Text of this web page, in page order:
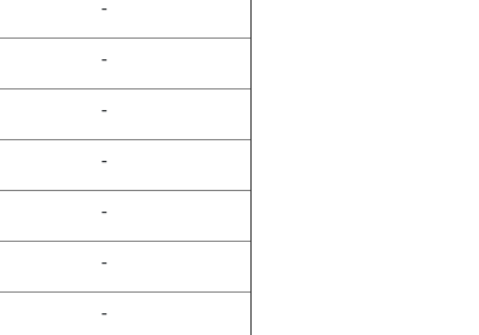
-
-
-
-
-
-
-